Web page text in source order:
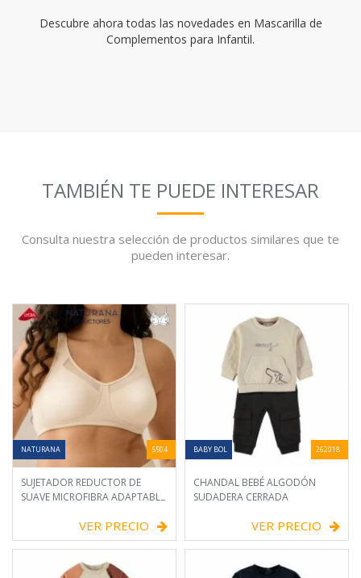
Descubre ahora todas las novedades en Mascarilla de
Complementos para Infantil.
TAMBIÉN TE PUEDE INTERESAR
Consulta nuestra selección de productos similares que te
pueden interesar.
NATURANA 5504
SUJETADOR REDUCTOR DE
SUAVE MICROFIBRA ADAPTABLE
VER PRECIO
BABY BOL 262018
CHANDAL BEBÉ ALGODÓN
SUDADERA CERRADA
VER PRECIO